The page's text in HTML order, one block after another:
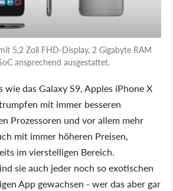
5,2 Zoll FHD-Display, 2 Gigabyte RAM
ansprechend ausgestattet.
wie das Galaxy S9, Apples iPhone X
mit immer besseren
Prozessoren und vor allem mehr
mit immer höheren Preisen,
im vierstelligen Bereich.
sie auch jeder noch so exotischen
App gewachsen - wer das aber gar